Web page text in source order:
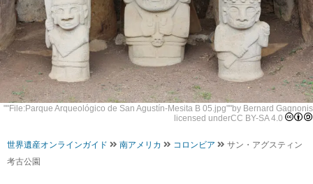
""File:Parque Arqueológico de San Agustín-Mesita B 05.jpg""by Bernard Gagnonis
licensed underCC BY-SA 4.0
世界遺産オンラインガイド 南アメリカ コロンビア
サン・アグスティン
考古公園